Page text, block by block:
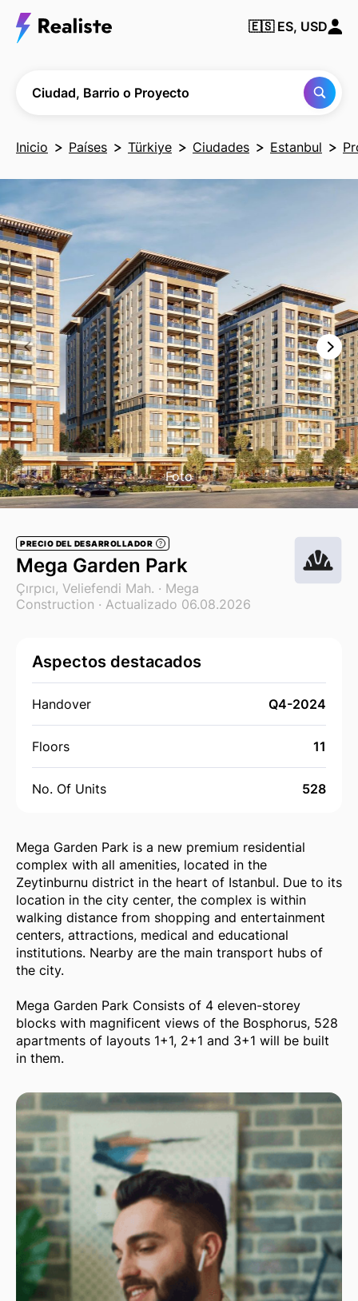
Encuentra
cualquier
🇪🇸 ES, USD
Ciudad, Barrio o Proyecto
Inicio Países Türkiye Ciudades Estanbul
Foto
PRECIO DEL DESARROLLADOR ?
Mega Garden Park
Çırpıcı, Veliefendi Mah. · Mega
Construction · Actualizado 06.08.2026
Aspectos destacados
Handover Q4-2024
Floors 11
No. Of Units 528
Mega Garden Park is a new premium residential
complex with all amenities, located in the
Zeytinburnu district in the heart of Istanbul. Due to its
location in the city center, the complex is within
walking distance from shopping and entertainment
centers, attractions, medical and educational
institutions. Nearby are the main transport hubs of
the city.
Mega Garden Park Consists of 4 eleven-storey
blocks with magnificent views of the Bosphorus, 528
apartments of layouts 1+1, 2+1 and 3+1 will be built
in them.